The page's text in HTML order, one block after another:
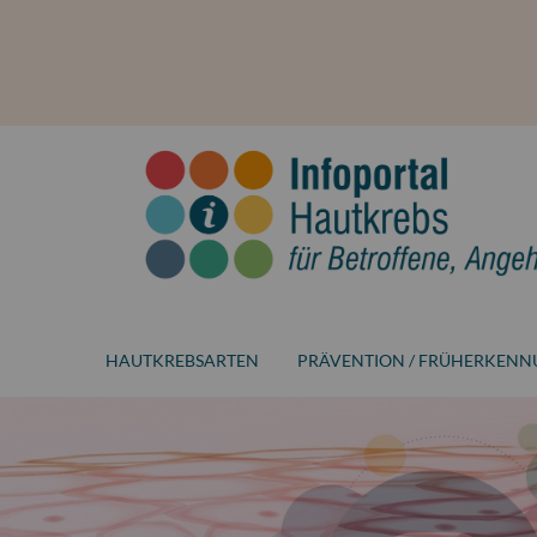
HAUTKREBSARTEN PRÄVENTION /